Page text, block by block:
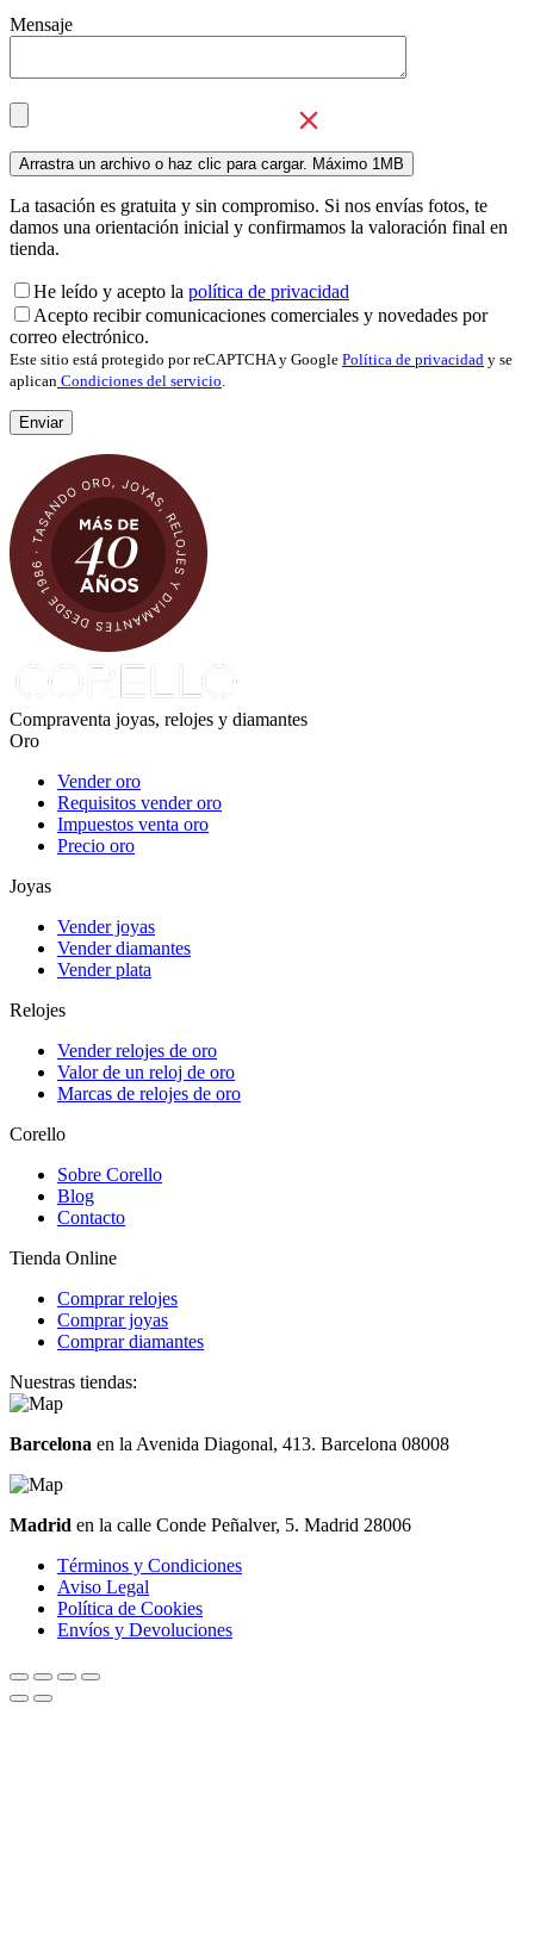
Mensaje
La tasación es gratuita y sin compromiso. Si nos envías fotos, te
damos una orientación inicial y confirmamos la valoración final en
tienda.
He leído y acepto la política de privacidad
Acepto recibir comunicaciones comerciales y novedades por
correo electrónico.
Este sitio está protegido por reCAPTCHA y Google Política de privacidad y se
aplican Condiciones del servicio
Compraventa joyas, relojes y diamantes
Oro
Vender oro
Requisitos vender oro
Impuestos venta oro
Precio oro
Joyas
Vender joyas
Vender diamantes
Vender plata
Relojes
Vender relojes de oro
Valor de un reloj de oro
Marcas de relojes de oro
Corello
Sobre Corello
Blog
Contacto
Tienda Online
Comprar relojes
Comprar joyas
Comprar diamantes
Nuestras tiendas:
Barcelona en la Avenida Diagonal, 413. Barcelona 08008
Madrid en la calle Conde Peñalver, 5. Madrid 28006
Términos y Condiciones
Aviso Legal
Política de Cookies
Envíos y Devoluciones